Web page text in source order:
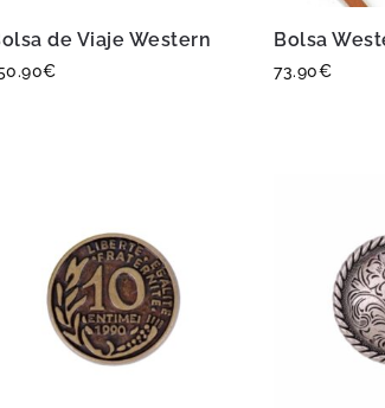
de Viaje Western
€
Bolsa
73.90€